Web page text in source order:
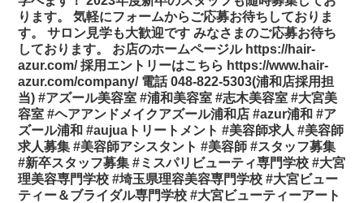
ります。 気軽にフォームからご応募お待ちしておりま
す。 サロン見学も大歓迎です みなさまのご応募お待ち
しております。 お店のホームページル https://hair-
azur.com/ 採用エントリーはこちら https://www.hair-
azur.com/company/ 電話 048-822-5303(浦和店採用担
当) #アズール美容室 #浦和美容室 #志木美容室 #大宮美
容室 #ヘアアンドメイクアズール浦和店 #azur浦和 #ア
ズール浦和 #aujuaトリートメント #美容師求人 #美容師
求人募集 #美容師アシスタント #美容師 #スタッフ募集
#新卒スタッフ募集 #ミスパリビューティ専門学校 #大宮
理美容専門学校 #埼玉県理容美容専門学校 #大宮ビュー
ティー＆ブライダル専門学校 #大宮ビューティーアート